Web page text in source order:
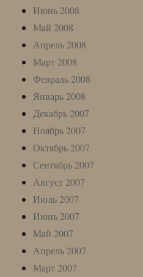
Июнь 2008
Май 2008
Апрель 2008
Март 2008
Февраль 2008
Январь 2008
Декабрь 2007
Ноябрь 2007
Октябрь 2007
Сентябрь 2007
Август 2007
Июль 2007
Июнь 2007
Май 2007
Апрель 2007
Март 2007